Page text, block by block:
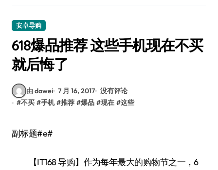
安卓导购
618爆品推荐 这些手机现在不买
就后悔了
由 dawei 7 月 16, 2017 没有评论
#不买 #手机 #推荐 #爆品 #现在 #这些
副标题#e#
【IT168 导购】作为每年最大的购物节之一，6